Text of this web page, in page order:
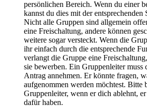
persönlichen Bereich. Wenn du einer
kannst du dies mit der entsprechenden
Nicht alle Gruppen sind allgemein
eine Freischaltung, andere können
weitere sogar versteckt. Wenn die
ihr einfach durch die entsprechende
verlangt die Gruppe eine
sie bewerben. Ein Gruppenleiter muss
Antrag annehmen. Er könnte fragen,
aufgenommen werden möchtest. Bitte
Gruppenleiter, wenn er dich ablehnt,
dafür haben.